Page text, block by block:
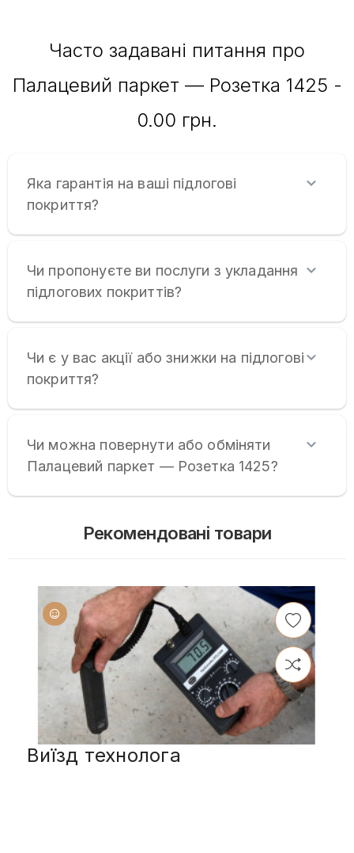
Часто задавані питання про
Палацевий паркет — Розетка 1425 -
0.00 грн.
Яка гарантія на ваші підлогові
покриття?
Чи пропонуєте ви послуги з укладання
підлогових покриттів?
Чи є у вас акції або знижки на підлогові
покриття?
Чи можна повернути або обміняти
Палацевий паркет — Розетка 1425?
Рекомендовані товари
Виїзд технолога